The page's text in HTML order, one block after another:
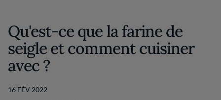
Qu'est-ce que la farine de
seigle et comment cuisiner
avec ?
16 FÉV 2022